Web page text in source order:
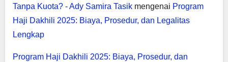
Tanpa Kuota? - Ady Samira Tasikmengenai Program
Haji Dakhili 2025: Biaya, Prosedur, dan Legalitas
Lengkap
Program Haji Dakhili 2025: Biaya, Prosedur, dan